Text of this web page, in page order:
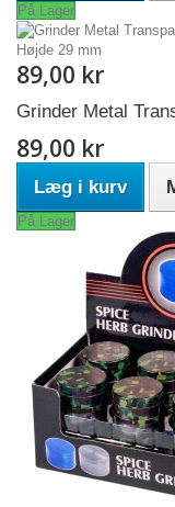
På Lager
89,00 kr
Grinder Metal
89,00 kr
Læg i kurv
På Lager